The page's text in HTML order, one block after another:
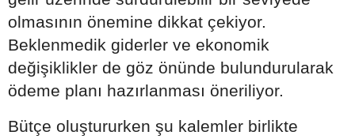
olmasının önemine dikkat çekiyor.
Beklenmedik giderler ve ekonomik
değişiklikler de göz önünde bulundurularak
ödeme planı hazırlanması öneriliyor.
Bütçe oluştururken şu kalemler birlikte